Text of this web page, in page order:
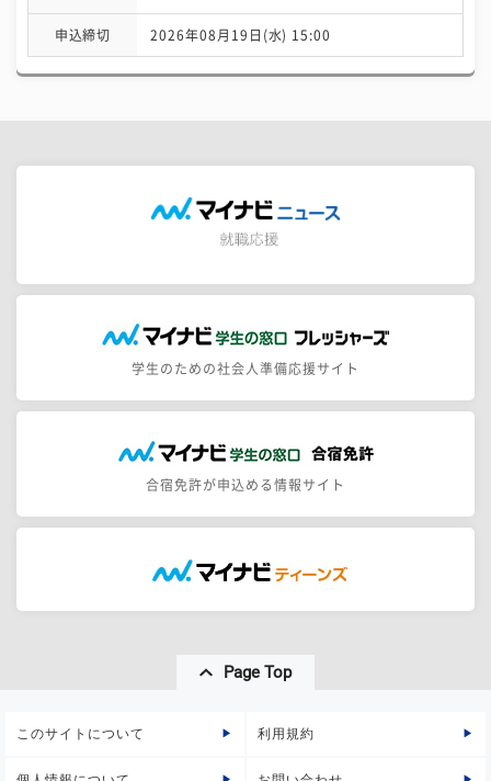
申込締切 2026年08月19日(水) 15:00
学生のための社会人準備応援サイト
合宿免許が申込める情報サイト
Page Top
このサイトについて 利用規約